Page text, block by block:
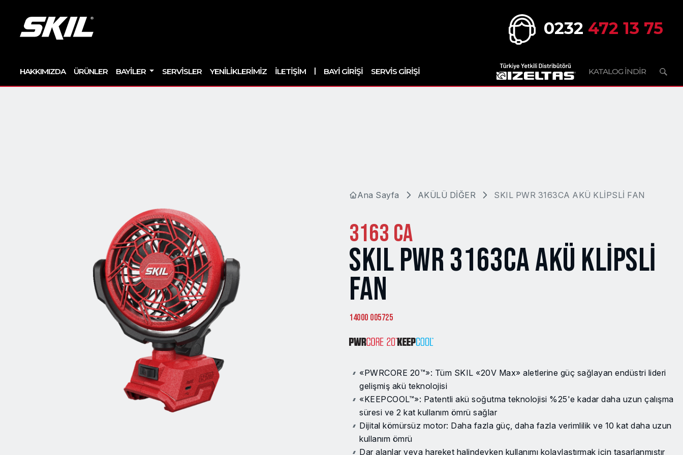
0232 472 13 75
HAKKIMIZDA ÜRÜNLER BAYILER SERVISLER YENILIKLERIMIZ İLETIŞIM | BAYI GIRIŞI SERVIS GIRIŞI KATALOG İNDİR
Ana Sayfa AKÜLÜ DİĞER SKIL PWR 3163CA AKÜ KLİPSLİ FAN
3163 CA
SKIL PWR 3163CA AKÜ KLİPSLİ
FAN
14000 005725
«PWRCORE 20™»: Tüm SKIL «20V Max» aletlerine güç sağlayan endüstri lideri
gelişmiş akü teknolojisi
«KEEPCOOL™»: Patentli akü soğutma teknolojisi %25'e kadar daha uzun çalışma
süresi ve 2 kat kullanım ömrü sağlar
Dijital kömürsüz motor: Daha fazla güç, daha fazla verimlilik ve 10 kat daha uzun
kullanım ömrü
Dar alanlar veya hareket halindeyken kullanımı kolaylaştırmak için tasarlanmıştır